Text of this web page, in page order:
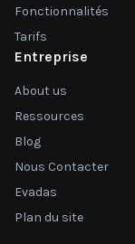
Fonctionnalités
Tarifs
Entreprise
About us
Ressources
Blog
Nous Contacter
Evadas
Plan du site